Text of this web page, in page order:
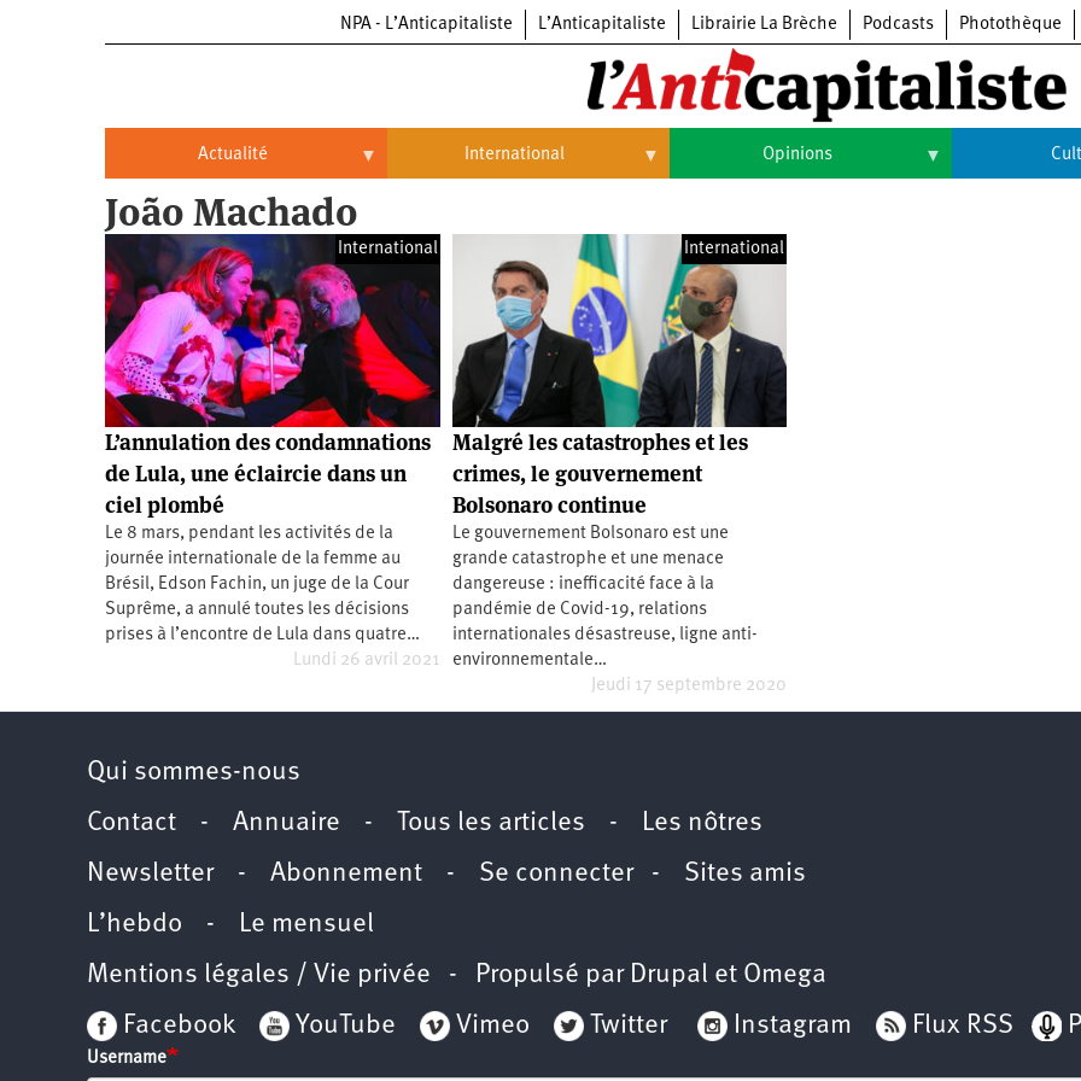
NPA - L’Anticapitaliste L’Anticapitaliste Librairie La Brèche Podcasts Photothèque
Actualité
Actualité
Politique
Entreprises
Entreprises
Automobile
Commerce
Hôpitaux
SNCF
Oppressions
Oppressions
Féminisme
LGBTI
Économie
Éducation
Santé
Vidéos
International
Brésil
Chine
États-
Unis
Continents
Continents
Afrique
Amérique
Amérique
latine
Asie
Europe
Océanie
Opinions
Histoire
João Machado
International
L’annulation des condamnations
de Lula, une éclaircie dans un
ciel plombé
Le 8 mars, pendant les activités de la
journée internationale de la femme au
Brésil, Edson Fachin, un juge de la Cour
Suprême, a annulé toutes les décisions
prises à l’encontre de Lula dans quatre…
Lundi 26 avril 2021
International
Malgré les catastrophes et les
crimes, le gouvernement
Bolsonaro continue
Le gouvernement Bolsonaro est une
grande catastrophe et une menace
dangereuse : inefficacité face à la
pandémie de Covid-19, relations
internationales désastreuse, ligne anti-
environnementale…
Jeudi 17 septembre 2020
Qui sommes-nous
Contact - Annuaire - Tous les articles - Les nôtres
Newsletter- Abonnement - Se connecter- Sites amis
L’hebdo - Le mensuel
Mentions légales / Vie privée - Propulsé par Drupal et Omega
Facebook
YouTube Vimeo Twitter Instagram Flux RSS
Username